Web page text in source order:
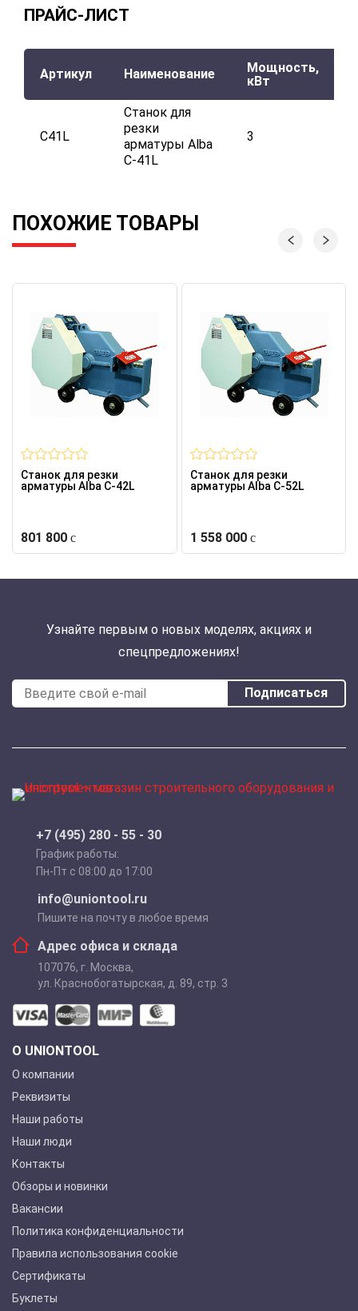
ПРАЙС-ЛИСТ
Артикул Наименование
Мощность,
кВт
C41L
Станок для
резки
арматуры Alba
C-41L
3
ПОХОЖИЕ ТОВАРЫ
Станок для резки
арматуры Alba C-42L
801 800
Станок для резки
арматуры Alba C-52L
1 558 000
Узнайте первым о новых моделях, акциях и
спецпредложениях!
Подписаться
+7 (495) 280 - 55 - 30
График работы:
Пн-Пт с 08:00 до 17:00
info@uniontool.ru
Пишите на почту в любое время
Адрес офиса и склада
107076, г. Москва,
ул. Краснобогатырская, д. 89, стр. 3
О UNIONTOOL
О компании
Реквизиты
Наши работы
Наши люди
Контакты
Обзоры и новинки
Вакансии
Политика конфиденциальности
Правила использования cookie
Сертификаты
Буклеты